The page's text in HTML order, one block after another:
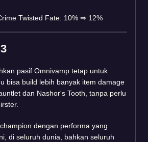
Twisted Fate: 10% ⇒ 12%
pasif Omnivamp tetap untuk
bisa build lebih banyak item damage
dan Nashor's Tooth, tanpa perlu
dengan performa yang
di seluruh dunia, bahkan seluruh